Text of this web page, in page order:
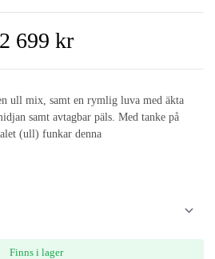
2 699 kr
ull mix, samt en rymlig luva med äkta
samt avtagbar päls. Med tanke på
(ull) funkar denna
Finns i lager